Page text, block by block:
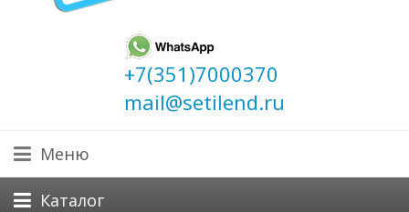
+7(351)7000370
mail@setilend.ru
Меню
Каталог